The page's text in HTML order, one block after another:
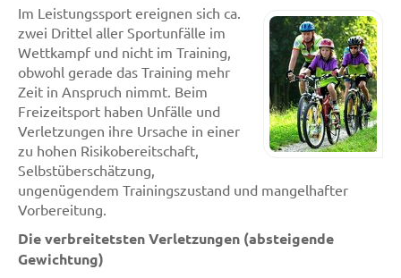
Im Leistungssport ereignen sich ca.
zwei Drittel aller Sportunfälle im
Wettkampf und nicht im Training,
obwohl gerade das Training mehr
Zeit in Anspruch nimmt. Beim
Freizeitsport haben Unfälle und
Verletzungen ihre Ursache in einer
zu hohen Risikobereitschaft,
Selbstüberschätzung,
ungenügendem Trainingszustand und mangelhafter
Vorbereitung.
Die verbreitetsten Verletzungen (absteigende
Gewichtung)